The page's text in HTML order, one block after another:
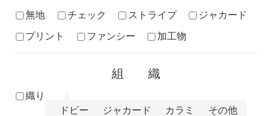
無地 チェック ストライプ
ジャカード
プリント
ファンシー 加工物
組織
織り
ドビー
ジャカード カラミ その他